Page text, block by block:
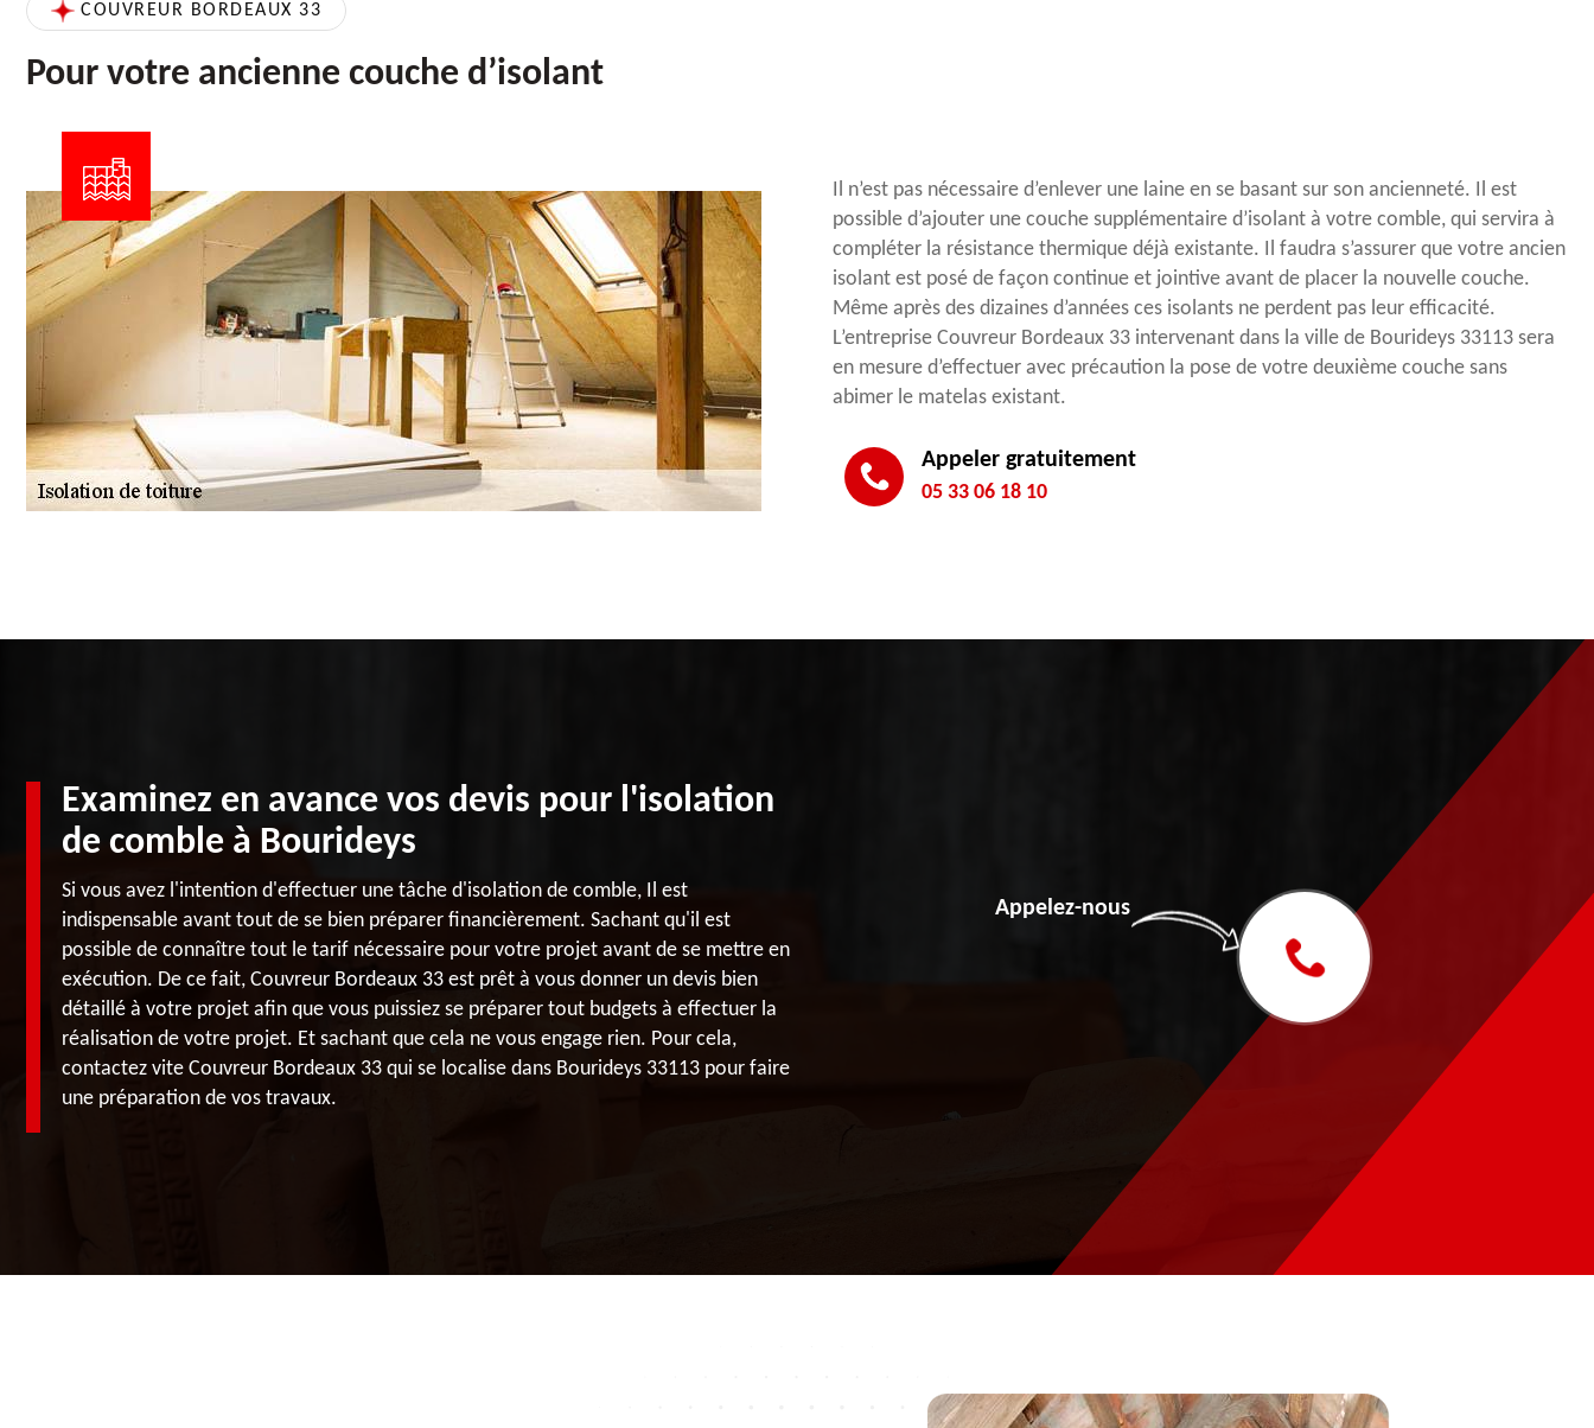
COUVREUR BORDEAUX 33
Pour votre ancienne couche d’isolant
Il n’est pas nécessaire d’enlever une laine en se basant sur son ancienneté. Il est
possible d’ajouter une couche supplémentaire d’isolant à votre comble, qui servira à
compléter la résistance thermique déjà existante. Il faudra s’assurer que votre ancien
isolant est posé de façon continue et jointive avant de placer la nouvelle couche.
Même après des dizaines d’années ces isolants ne perdent pas leur efficacité.
L’entreprise Couvreur Bordeaux 33 intervenant dans la ville de Bourideys 33113 sera
en mesure d’effectuer avec précaution la pose de votre deuxième couche sans
abimer le matelas existant.
Appeler gratuitement
05 33 06 18 10
Examinez en avance vos devis pour l'isolation
de comble à Bourideys
Si vous avez l'intention d'effectuer une tâche d'isolation de comble, Il est
indispensable avant tout de se bien préparer financièrement. Sachant qu'il est
possible de connaître tout le tarif nécessaire pour votre projet avant de se mettre en
exécution. De ce fait, Couvreur Bordeaux 33 est prêt à vous donner un devis bien
détaillé à votre projet afin que vous puissiez se préparer tout budgets à effectuer la
réalisation de votre projet. Et sachant que cela ne vous engage rien. Pour cela,
contactez vite Couvreur Bordeaux 33 qui se localise dans Bourideys 33113 pour faire
une préparation de vos travaux.
Appelez-nous